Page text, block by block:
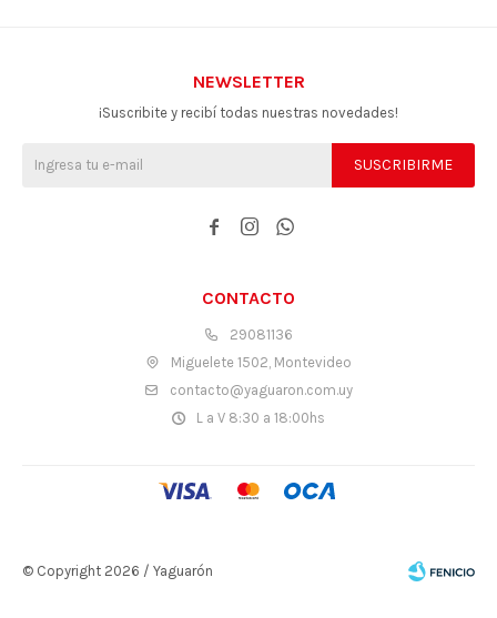
CONTACTO
29081136
Miguelete 1502, Montevideo
contacto@yaguaron.com.uy
L a V 8:30 a 18:00hs
NEWSLETTER
¡Suscribite y recibí todas nuestras novedades!
SUSCRIBIRME
  
© Copyright 2026 / Yaguarón